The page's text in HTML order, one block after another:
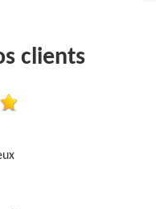
clients
top !!